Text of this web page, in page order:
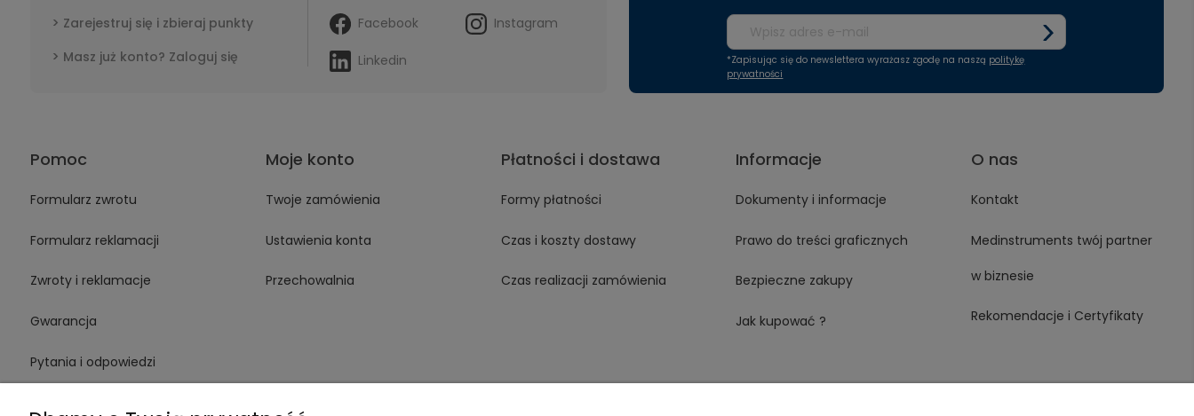
Zarejestruj się i zbieraj punkty
Masz już konto? Zaloguj się
Facebook Instagram
Linkedin *Zapisując się do newslettera wyrażasz zgodę na naszą politykę
prywatności
Pomoc
Formularz zwrotu
Formularz reklamacji
Zwroty i reklamacje
Gwarancja
Pytania i odpowiedzi
Moje konto
Twoje zamówienia
Ustawienia konta
Przechowalnia
Płatności i dostawa
Formy płatności
Czas i koszty dostawy
Czas realizacji zamówienia
Informacje
Dokumenty i informacje
Prawo do treści graficznych
Bezpieczne zakupy
Jak kupować ?
O nas
Kontakt
Medinstruments twój partner
w biznesie
Rekomendacje i Certyfikaty